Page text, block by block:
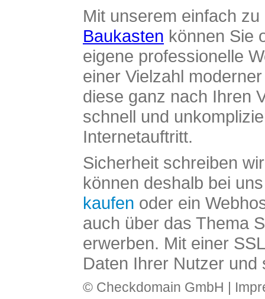
Mit unserem einfach
Baukasten können Sie
eigene professionelle
einer Vielzahl
diese ganz nach Ihren
schnell und
Internetauftritt.
Sicherheit schreiben
können deshalb bei
kaufen oder ein
auch über das Thema
erwerben. Mit einer
Daten Ihrer Nutzer und
© Checkdomain GmbH |